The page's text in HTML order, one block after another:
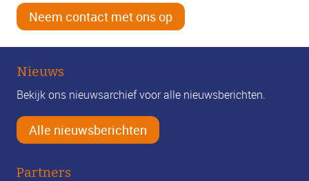
Neem contact met ons op
Nieuws
Bekijk ons nieuwsarchief voor alle nieuwsberichten.
Alle nieuwsberichten
Partners